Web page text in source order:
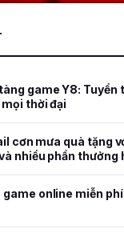
game Y8: Tuyển
thời đại
cơn mưa quà tặng
nhiều phần thưởng
online miễn